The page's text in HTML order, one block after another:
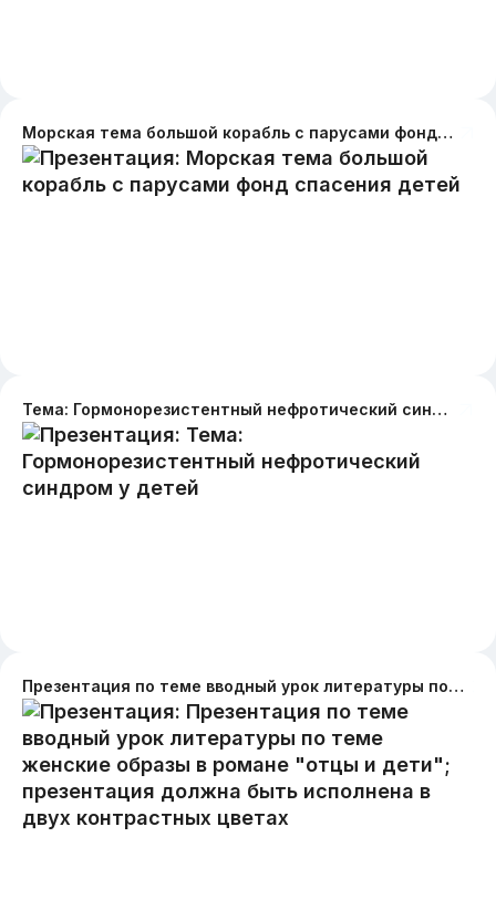
Морская тема большой корабль с парусами фонд спасения детей
Тема: Гормонорезистентный нефротический синдром у детей
Презентация по теме вводный урок литературы по теме женские образы в романе "отцы и дети"; презентация должна быть исполнена в двух контрастных цветах